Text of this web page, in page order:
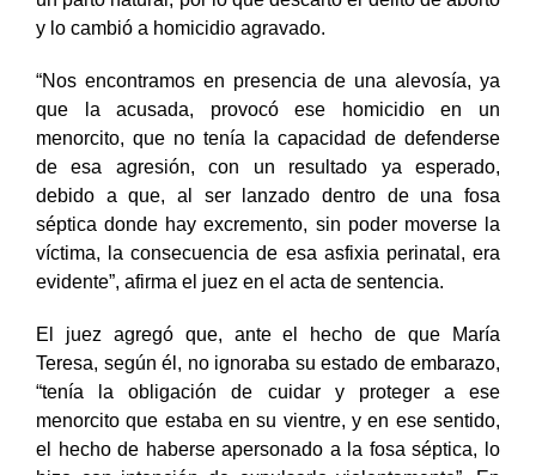
un parto natural, por lo que descartó el delito de aborto
y lo cambió a homicidio agravado.
“Nos encontramos en presencia de una alevosía, ya
que la acusada, provocó ese homicidio en un
menorcito, que no tenía la capacidad de defenderse
de esa agresión, con un resultado ya esperado,
debido a que, al ser lanzado dentro de una fosa
séptica donde hay excremento, sin poder moverse la
víctima, la consecuencia de esa asfixia perinatal, era
evidente”, afirma el juez en el acta de sentencia.
El juez agregó que, ante el hecho de que María
Teresa, según él, no ignoraba su estado de embarazo,
“tenía la obligación de cuidar y proteger a ese
menorcito que estaba en su vientre, y en ese sentido,
el hecho de haberse apersonado a la fosa séptica, lo